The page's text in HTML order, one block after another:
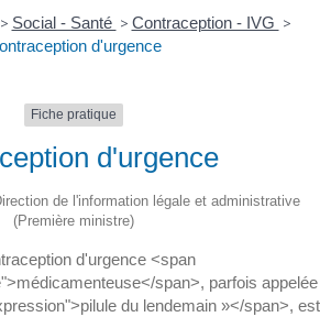
> Social - Santé > Contraception - IVG >
d'urgence
Fiche pratique
d'urgence
de l'information légale et administrative
(Première ministre)
d'urgence <span
span>, parfois appelée
du lendemain »</span>, est